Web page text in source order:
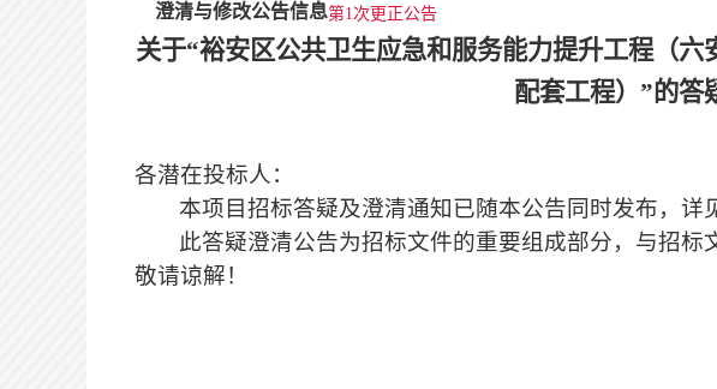
澄清与修改公告信息第1次更正公告
关于“裕安区公共卫生应急和服务能力提升工程（
配套工程） ”的答
各潜在投标人：
本项目招标答疑及澄清通知已随本公告同时发布，详
此答疑澄清公告为招标文件的重要组成部分，与招
敬请谅解！